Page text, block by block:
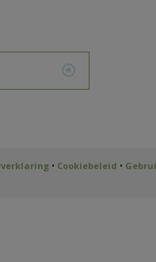
• Cookiebeleid •